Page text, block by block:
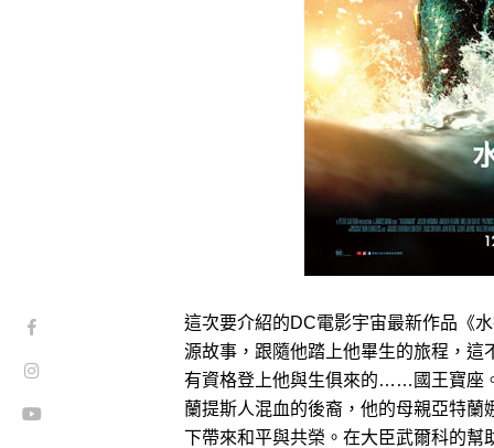
這次要介紹的DC電影宇宙最新作品《
源故事，跟隨他踏上他畢生的旅程，
有資格登上他與生俱來的……國王寶座
蘭提斯人混血的後裔，他的母親亞特
下帶來和平與共榮。在大臣武爾科的